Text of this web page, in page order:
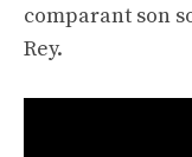
comparant son
Rey.